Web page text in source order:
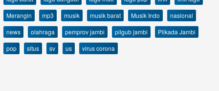
Merangin
mp3 musik musik barat Musik Indo
nasional
news
olahraga pemprov jambi pilgub jambi
Pilkada Jambi
pop
situs sv us virus corona